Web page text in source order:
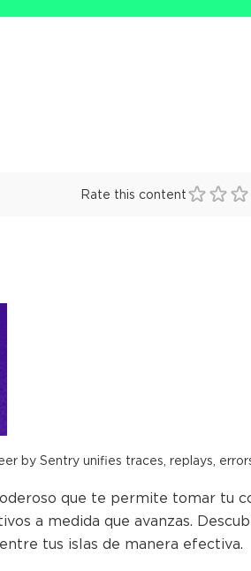
Rate this content
by Sentry unifies traces, replays,
que te permite tomar tu
a medida que avanzas.
tus islas de manera efectiva.